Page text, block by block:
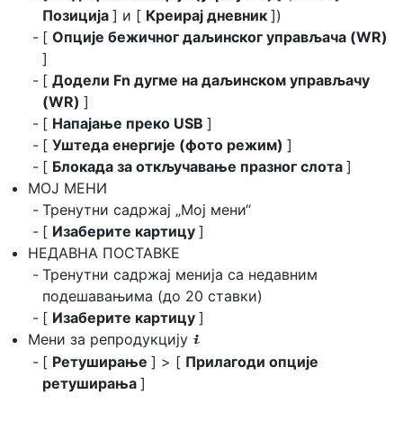
Позиција ] и [ Креирај дневник ])
[ Опције бежичног даљинског управљача (WR)
]
[ Додели Fn дугме на даљинском управљачу
(WR) ]
[ Напајање преко USB ]
[ Уштеда енергије (фото режим) ]
[ Блокада за откључавање празног слота ]
МОЈ МЕНИ
Тренутни садржај „Мој мени“
[ Изаберите картицу ]
НЕДАВНА ПОСТАВКЕ
Тренутни садржај менија са недавним
подешавањима (до 20 ставки)
[ Изаберите картицу ]
Мени за репродукцију i
[ Ретуширање ] > [ Прилагоди опције
ретуширања ]